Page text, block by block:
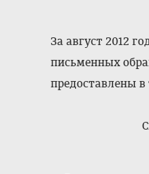
За август 2012
письменных
предоставлены в